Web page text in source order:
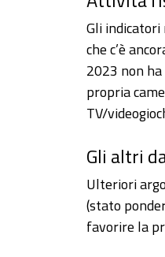
Gli
che c’è
2023 non
propria
TV/
Gli altri
Ulteriori
(stato
favorire la